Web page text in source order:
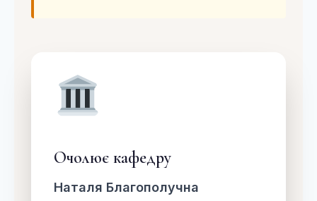
Очолює кафедру
Наталя Благополучна